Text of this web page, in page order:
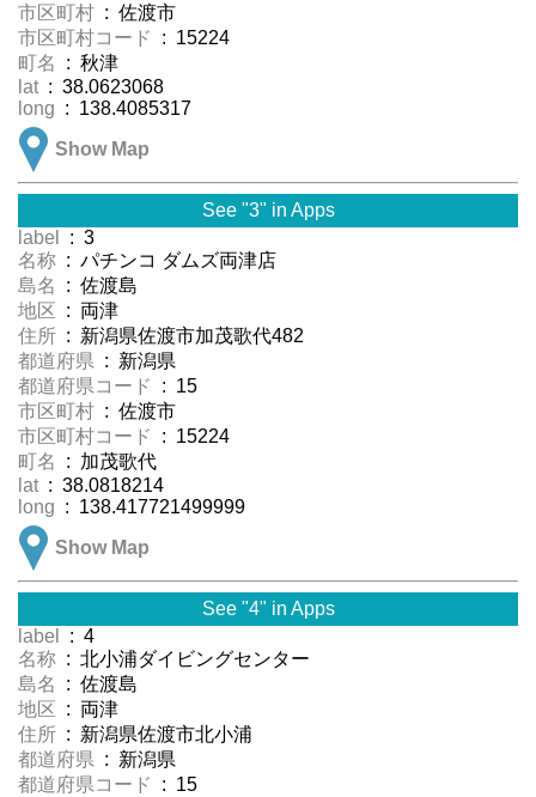
市区町村 : 佐渡市
市区町村コード
: 15224
町名
: 秋津
lat : 38.0623068
long : 138.4085317
Show Map
See "3" in Apps
label
: 3
名称 : パチンコ ダムズ両津店
島名
: 佐渡島
地区 : 両津
住所 : 新潟県佐渡市加茂歌代482
都道府県 : 新潟県
都道府県コード
: 15
市区町村 : 佐渡市
市区町村コード
: 15224
町名
: 加茂歌代
lat : 38.0818214
long : 138.417721499999
Show Map
See "4" in Apps
label
: 4
名称 : 北小浦ダイビングセンター
島名
: 佐渡島
地区 : 両津
住所 : 新潟県佐渡市北小浦
都道府県 : 新潟県
都道府県コード
: 15